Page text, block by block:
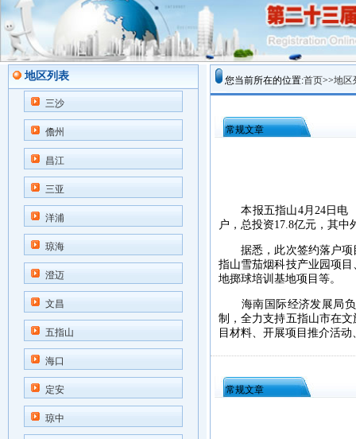
地区列表
三沙
儋州
昌江
三亚
洋浦
琼海
澄迈
文昌
五指山
海口
定安
琼中
您当前所在的位置:首页>>地区
常规文章
本报五指山4月24日电（
户，总投资17.8亿元，其中
据悉，此次签约落户项
指山雪茄烟科技产业园项
地掷球培训基地项目等。
海南国际经济发展局负
制，全力支持五指山市在
目材料、开展项目推介活
常规文章